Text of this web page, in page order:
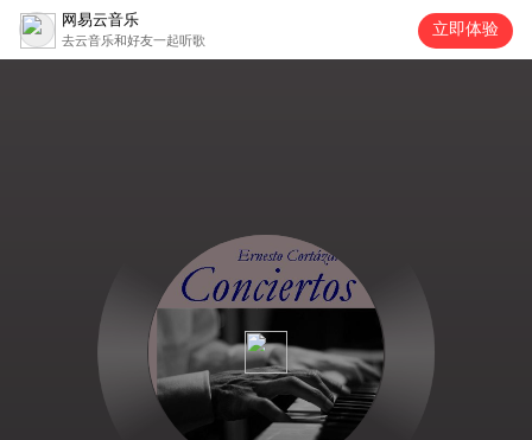
网易云音乐
去云音乐和好友一起听歌
立即体验